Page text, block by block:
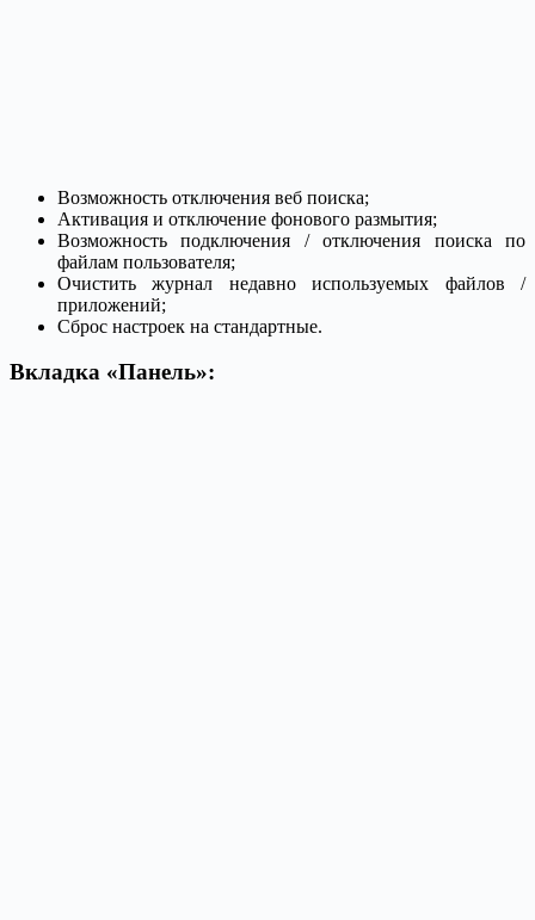
Возможность отключения веб поиска;
Активация и отключение фонового размытия;
Возможность подключения / отключения поиска по
файлам пользователя;
Очистить журнал недавно используемых файлов /
приложений;
Сброс настроек на стандартные.
Вкладка «Панель»: